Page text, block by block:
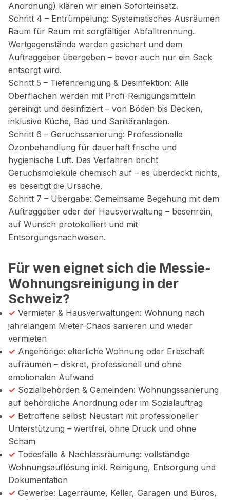
Anordnung) klären wir einen Soforteinsatz.
Schritt 4 – Entrümpelung: Systematisches Ausräumen
Raum für Raum mit sorgfältiger Abfalltrennung.
Wertgegenstände werden gesichert und dem
Auftraggeber übergeben – bevor auch nur ein Sack
entsorgt wird.
Schritt 5 – Tiefenreinigung & Desinfektion: Alle
Oberflächen werden mit Profi-Reinigungsmitteln
gereinigt und desinfiziert – von Böden bis Decken,
inklusive Küche, Bad und Sanitäranlagen.
Schritt 6 – Geruchssanierung: Professionelle
Ozonbehandlung für dauerhaft frische und
hygienische Luft. Das Verfahren bricht
Geruchsmoleküle chemisch auf – es überdeckt nichts,
es beseitigt die Ursache.
Schritt 7 – Übergabe: Gemeinsame Begehung mit dem
Auftraggeber oder der Hausverwaltung – besenrein,
auf Wunsch protokolliert und mit
Entsorgungsnachweisen.
Für wen eignet sich die Messie-
Wohnungsreinigung in der
Schweiz?
✓ Vermieter & Hausverwaltungen: Wohnung nach
jahrelangem Mieter-Chaos sanieren und wieder
vermieten
✓ Angehörige: elterliche Wohnung oder Erbschaft
aufräumen – diskret, professionell und ohne
emotionalen Aufwand
✓ Sozialbehörden & Gemeinden: Wohnungssanierung
auf behördliche Anordnung oder im Sozialauftrag
✓ Betroffene selbst: Neustart mit professioneller
Unterstützung – wertfrei, ohne Druck und ohne
Scham
✓ Todesfälle & Nachlassräumung: vollständige
Wohnungsauflösung inkl. Reinigung, Entsorgung und
Dokumentation
✓ Gewerbe: Lagerräume, Keller, Garagen und Büros,